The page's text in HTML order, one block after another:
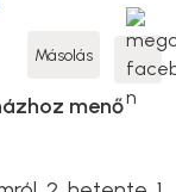
Másolás
menő